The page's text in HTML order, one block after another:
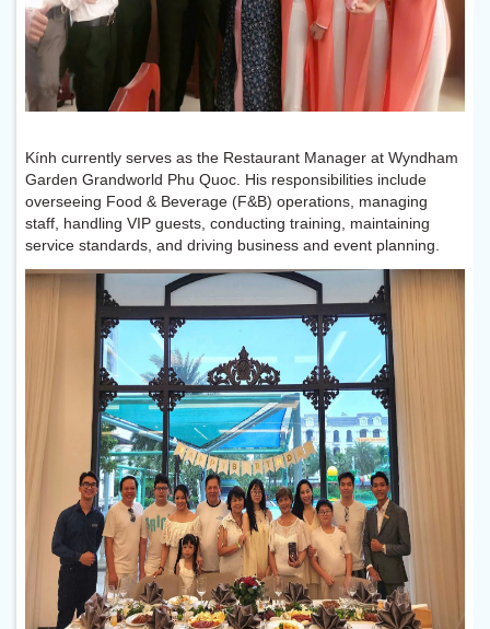
Kính currently serves as the Restaurant Manager at Wyndham
Garden Grandworld Phu Quoc. His responsibilities include
overseeing Food & Beverage (F&B) operations, managing
staff, handling VIP guests, conducting training, maintaining
service standards, and driving business and event planning.